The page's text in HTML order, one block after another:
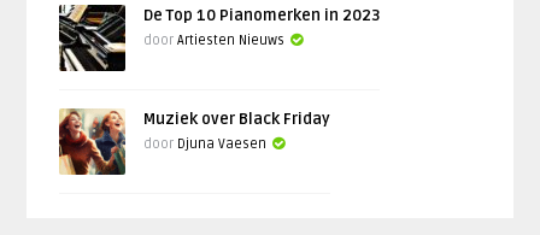
De Top 10 Pianomerken in 2023
doorArtiesten Nieuws
Muziek over Black Friday
door Djuna Vaesen